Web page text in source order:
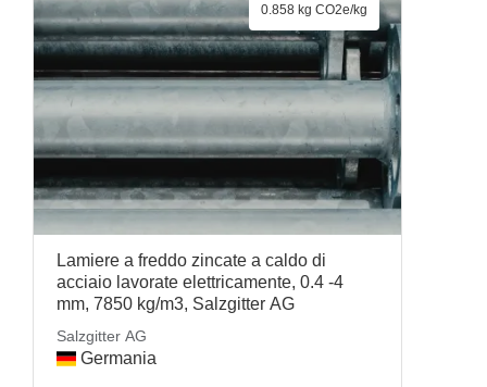
Lamiere a freddo zincate a caldo di
acciaio lavorate elettricamente, 0.4 -4
mm, 7850 kg/m3, Salzgitter AG
Salzgitter AG
Germania
0.858 kg CO2e/kg